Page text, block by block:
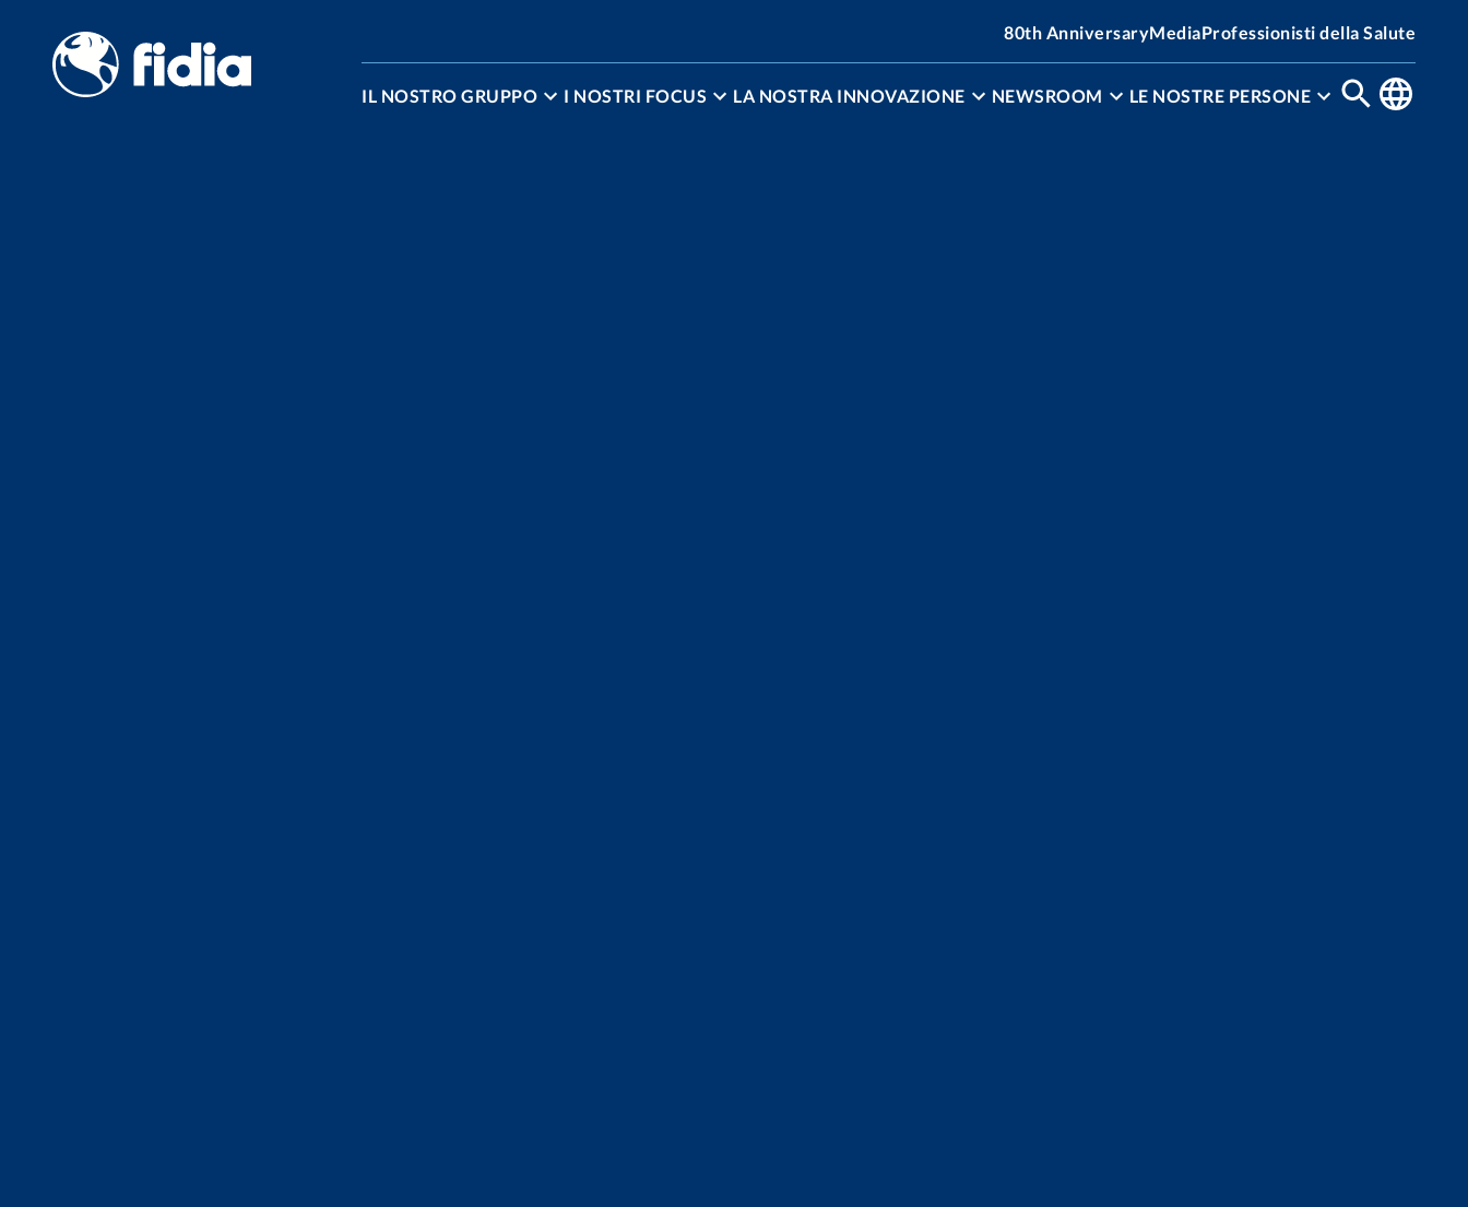
80th AnniversaryMediaProfessionisti della Salute
IL NOSTRO GRUPPO I NOSTRI FOCUS LA NOSTRA INNOVAZIONE NEWSROOM LE NOSTRE PERSONE